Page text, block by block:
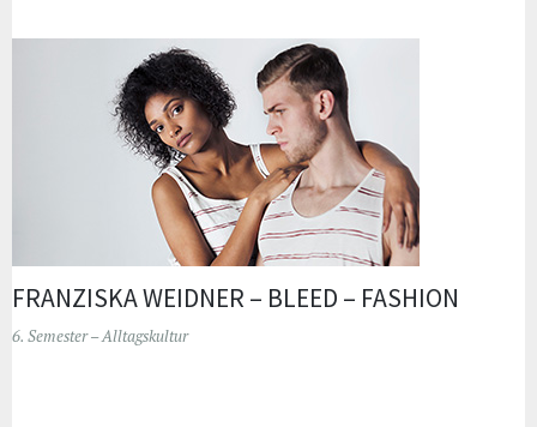
FRANZISKA WEIDNER – BLEED – FASHION
6. Semester – Alltagskultur